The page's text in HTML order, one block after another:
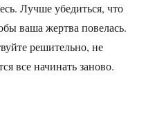
Лучше убедиться, что
ваша жертва повелась.
решительно, не
все начинать заново.